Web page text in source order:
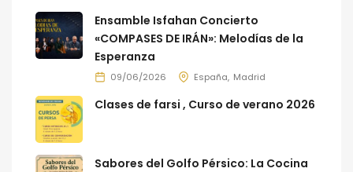
Ensamble Isfahan Concierto
«COMPASES DE IRÁN»: Melodías de la
Esperanza
09/06/2026 España Madrid
Clases de farsi , Curso de verano 2026
Sabores del Golfo Pérsico: La Cocina